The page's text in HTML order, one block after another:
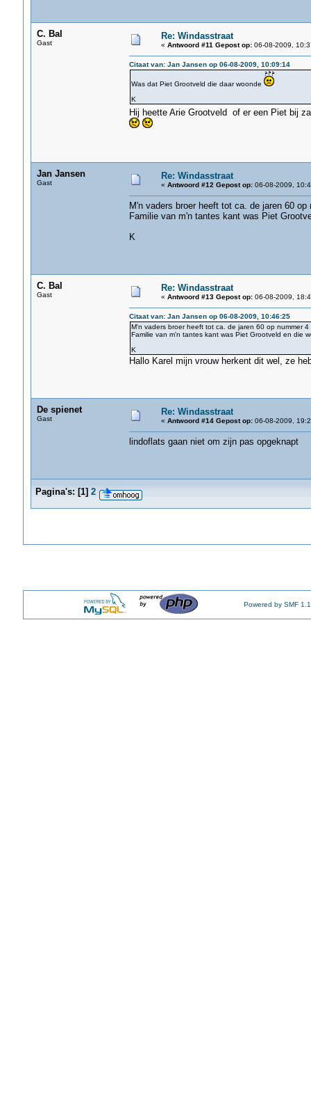
C. Bal
Gast
Re: Windasstraat
« Antwoord #11 Gepost op:06-08-2009,
Citaat van: Jan Jansen op 06-08-2009, 10:09:14
Was dat Piet Grootveld die daar woonde
K
Hij heette Arie Grootveld of er een Piet bij
Jan Jansen
Gast
Re: Windasstraat
« Antwoord #12 Gepost op:06-08-2009,
M'n vaders broer heeft tot ca. de jaren 60 op
Familie van m'n tantes kant was Piet
K
C. Bal
Gast
Re: Windasstraat
« Antwoord #13 Gepost op:06-08-2009,
Citaat van: Jan Jansen op 06-08-2009, 10:46:25
M'n vaders broer heeft tot ca. de jaren 60 op nummer 4
Familie van m'n tantes kant was Piet Grootveld en die
K
Hallo Karel mijn vrouw herkent dit wel, ze
De spienet
Gast
Re: Windasstraat
« Antwoord #14 Gepost op:06-08-2009,
lindoflats gaan niet om zijn pas opgeknapt
Pagina's: [1] 2
Powered by SMF